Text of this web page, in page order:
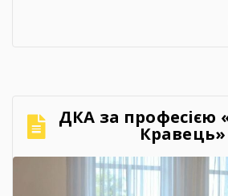
одержали дипломи
привітання та міцні обійми
вас, дорогі випускники,
етап. А далі […]
ДКА за професією
Кравець»